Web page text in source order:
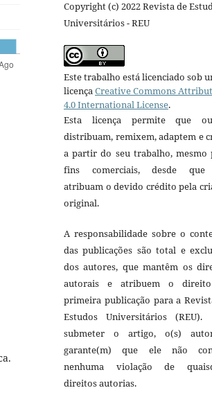
Copyright (c) 2022 Revista de
Universitários - REU
Este trabalho está licenciado sob
licençaCreative Commons
4.0 International License.
Esta licença permite que
distribuam, remixem, adaptem e
a partir do seu trabalho, mesmo
fins comerciais, desde
atribuam o devido crédito pela
original.
A responsabilidade sobre o
das publicações são total e
dos autores, que mantêm os
autorais e atribuem o
primeira publicação para a
Estudos Universitários
submeter o artigo, o(s)
garante(m) que ele não
nenhuma violação de
direitos autorias.